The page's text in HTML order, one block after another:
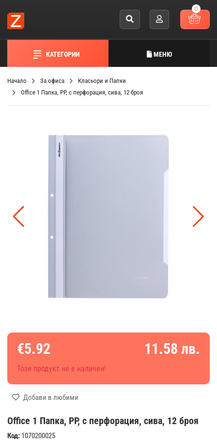
0
КАТЕГОРИИ МЕНЮ
Начало За офиса
Класьори и Папки
Office 1 Папка, PP, с перфорация, сива, 12 броя
Office 1 Папка, PP, с перфорация, сива, 12 броя
Код: 1070200025
€5.92 11.58 лв.
Този продукт не е наличен!
Добави в любими